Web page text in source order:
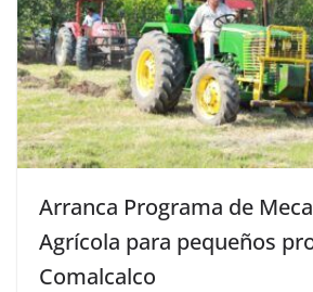
Arranca Programa de
Agrícola para pequeños
Comalcalco